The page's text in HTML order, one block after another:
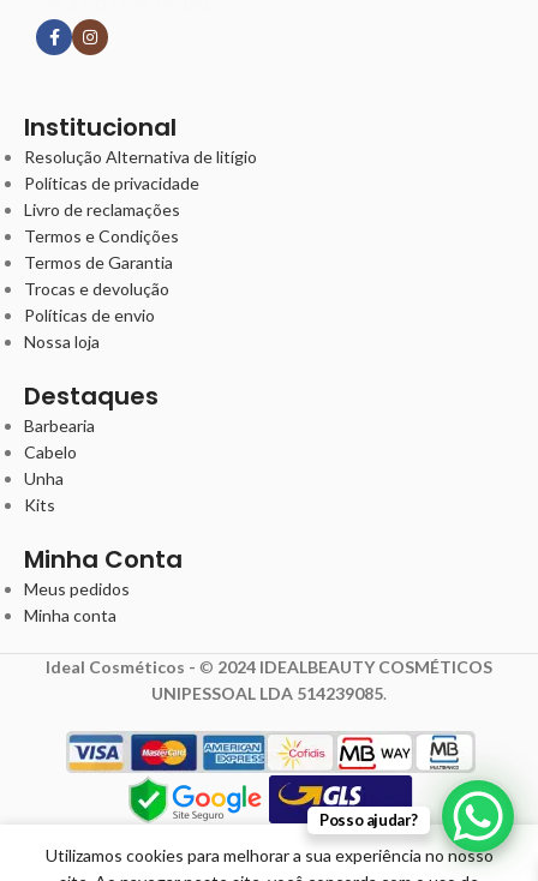
Institucional
Resolução Alternativa de litígio
Políticas de privacidade
Livro de reclamações
Termos e Condições
Termos de Garantia
Trocas e devolução
Políticas de envio
Nossa loja
Destaques
Barbearia
Cabelo
Unha
Kits
Minha Conta
Meus pedidos
Minha conta
Ideal Cosméticos - © 2024 IDEALBEAUTY COSMÉTICOS
UNIPESSOAL LDA 514239085.
Utilizamos cookies para melhorar a sua experiência no nosso
Short
13,00 9,75€
com IVA
Posso ajudar?